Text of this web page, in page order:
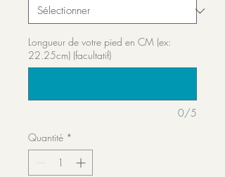
Longueur de votre pied en CM (ex:
22.25cm) (facultatif)
0/5
Quantité *